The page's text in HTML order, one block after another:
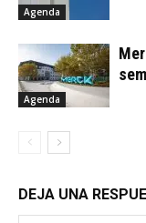
Agenda
Agenda
DEJA UNA